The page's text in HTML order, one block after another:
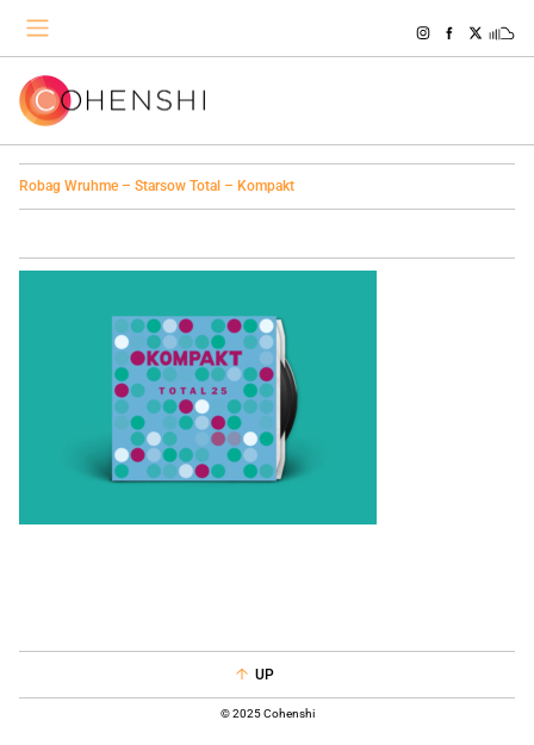
Robag Wruhme – Starsow Total – Kompakt
UP
© 2025 Cohenshi